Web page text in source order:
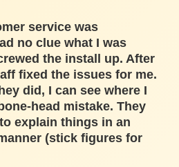
service was
no clue what I was
the install up. After
fixed the issues for me.
did, I can see where I
head mistake. They
explain things in an
(stick figures for